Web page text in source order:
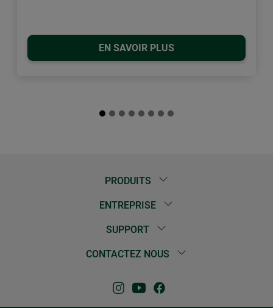
EN SAVOIR PLUS
PRODUITS
ENTREPRISE
SUPPORT
CONTACTEZ NOUS